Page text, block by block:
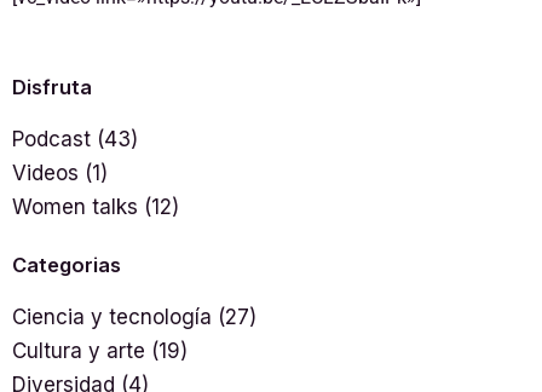
Disfruta
Podcast (43)
Videos (1)
Women talks (12)
Categorias
Ciencia y tecnología (27)
Cultura y arte (19)
Diversidad (4)